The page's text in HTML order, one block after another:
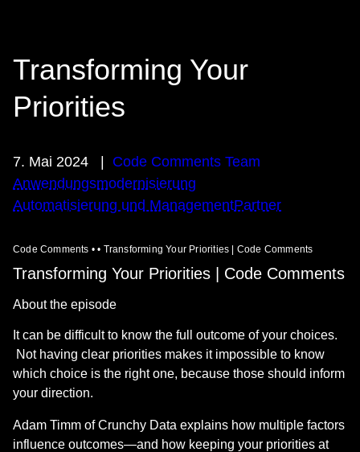
Transforming Your
Priorities
7. Mai 2024
Code Comments Team
Anwendungsmodernisierung
Automatisierung und ManagementPartner
Code Comments • • Transforming Your Priorities | Code Comments
Transforming Your Priorities | Code Comments
About the episode
It can be difficult to know the full outcome of your choices.
Not having clear priorities makes it impossible to know
which choice is the right one, because those should inform
your direction.
Adam Timm of Crunchy Data explains how multiple factors
influence outcomes—and how keeping your priorities at